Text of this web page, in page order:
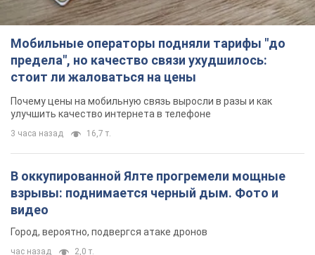
В оккупированной Ялте прогремели мощные
взрывы: поднимается черный дым. Фото и
видео
час назад 2,0 т.
В Коблево в Николаевской области произошел
взрыв в море: погиб мужчина, есть
пострадавшие
Мужчина, вероятно, подорвался на морской мине
2 часа назад 2,8 т.